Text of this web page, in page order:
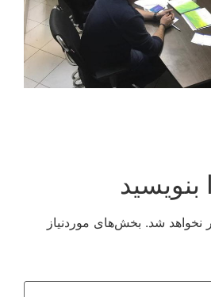
بنویسید
نخواهد شد. بخش‌های موردنیاز